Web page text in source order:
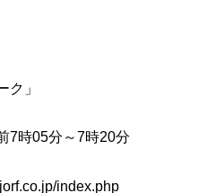
ク」
7時05分～7時20分
index.php